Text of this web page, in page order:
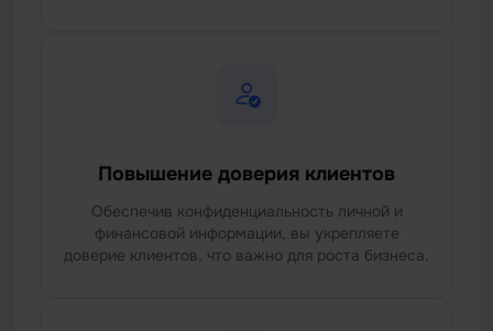
Повышение доверия клиентов
Обеспечив конфиденциальность личной и
финансовой информации, вы укрепляете
доверие клиентов, что важно для роста бизнеса.